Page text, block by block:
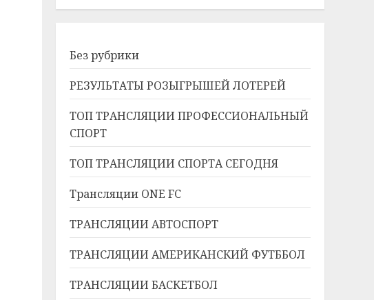
Без рубрики
РЕЗУЛЬТАТЫ РОЗЫГРЫШЕЙ ЛОТЕРЕЙ
ТОП ТРАНСЛЯЦИИ ПРОФЕССИОНАЛЬНЫЙ
СПОРТ
ТОП ТРАНСЛЯЦИИ СПОРТА СЕГОДНЯ
Трансляции ONE FC
ТРАНСЛЯЦИИ АВТОСПОРТ
ТРАНСЛЯЦИИ АМЕРИКАНСКИЙ ФУТББОЛ
ТРАНСЛЯЦИИ БАСКЕТБОЛ